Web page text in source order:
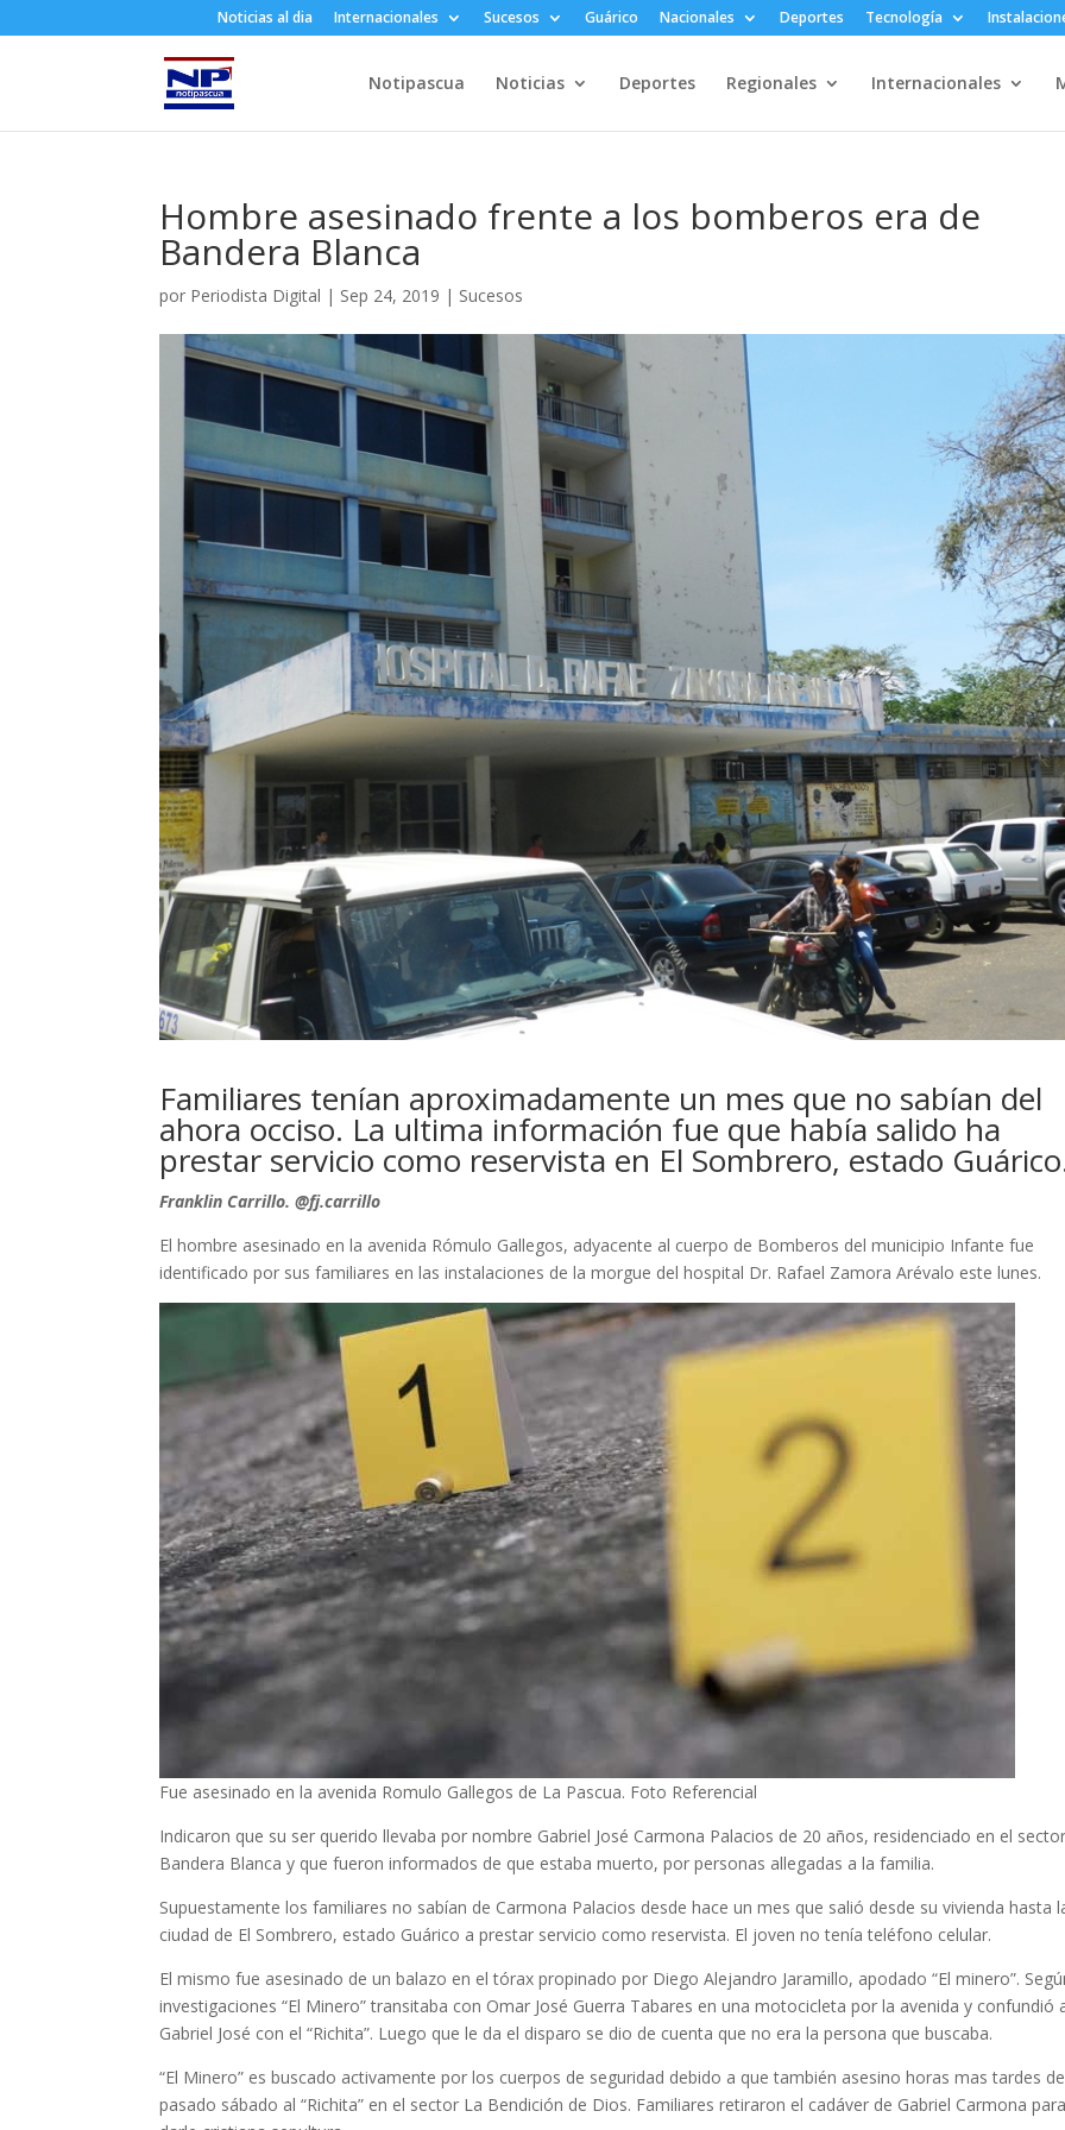
Noticias al dia Internacionales Sucesos Guárico Nacionales Deportes Tecnología
Notipascua Noticias Deportes Regionales Internacionales
Hombre asesinado frente a los bomberos era de
Bandera Blanca
por Periodista Digital | Sep 24, 2019 | Sucesos
Familiares tenían aproximadamente un mes que no sabían del
ahora occiso. La ultima información fue que había salido ha
prestar servicio como reservista en El Sombrero, estado
Franklin Carrillo. @fj.carrillo
El hombre asesinado en la avenida Rómulo Gallegos, adyacente al cuerpo de Bomberos del municipio Infante fue
identificado por sus familiares en las instalaciones de la morgue del hospital Dr. Rafael Zamora Arévalo este lunes.
Fue asesinado en la avenida Romulo Gallegos de La Pascua. Foto Referencial
Indicaron que su ser querido llevaba por nombre Gabriel José Carmona Palacios de 20 años, residenciado en el
Bandera Blanca y que fueron informados de que estaba muerto, por personas allegadas a la familia.
Supuestamente los familiares no sabían de Carmona Palacios desde hace un mes que salió desde su vivienda hasta
ciudad de El Sombrero, estado Guárico a prestar servicio como reservista. El joven no tenía teléfono celular.
El mismo fue asesinado de un balazo en el tórax propinado por Diego Alejandro Jaramillo, apodado “El minero”.
investigaciones “El Minero” transitaba con Omar José Guerra Tabares en una motocicleta por la avenida y confundió
Gabriel José con el “Richita”. Luego que le da el disparo se dio de cuenta que no era la persona que buscaba.
“El Minero” es buscado activamente por los cuerpos de seguridad debido a que también asesino horas mas tardes
pasado sábado al “Richita” en el sector La Bendición de Dios. Familiares retiraron el cadáver de Gabriel Carmona